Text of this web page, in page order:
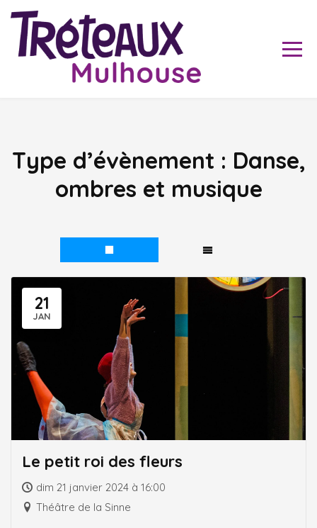
Skip
content
Type d’évènement : Danse,
ombres et musique
21
JAN
Le petit roi des fleurs
dim 21 janvier 2024 à 16:00
Théâtre de la Sinne